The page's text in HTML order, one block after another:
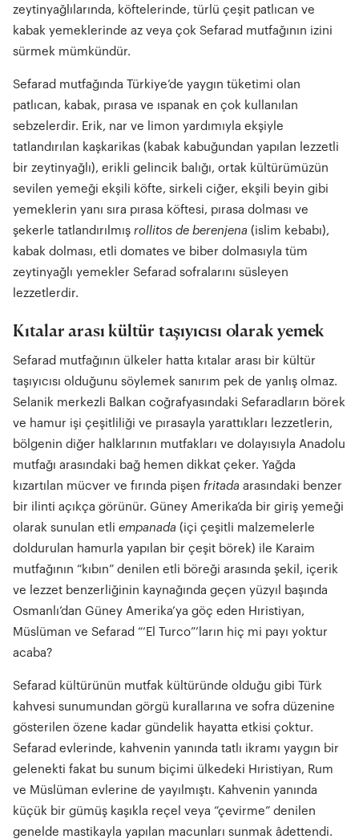
zeytinyağlılarında, köftelerinde, türlü çeşit patlıcan ve
kabak yemeklerinde az veya çok Sefarad mutfağının izini
sürmek mümkündür.
Sefarad mutfağında Türkiye’de yaygın tüketimi olan
patlıcan, kabak, pırasa ve ıspanak en çok kullanılan
sebzelerdir. Erik, nar ve limon yardımıyla ekşiyle
tatlandırılan kaşkarikas (kabak kabuğundan yapılan lezzetli
bir zeytinyağlı), erikli gelincik balığı, ortak kültürümüzün
sevilen yemeği ekşili köfte, sirkeli ciğer, ekşili beyin gibi
yemeklerin yanı sıra pırasa köftesi, pırasa dolması ve
şekerle tatlandırılmış rollitos de berenjena (islim kebabı),
kabak dolması, etli domates ve biber dolmasıyla tüm
zeytinyağlı yemekler Sefarad sofralarını süsleyen
lezzetlerdir.
Kıtalar arası kültür taşıyıcısı olarak yemek
Sefarad mutfağının ülkeler hatta kıtalar arası bir kültür
taşıyıcısı olduğunu söylemek sanırım pek de yanlış olmaz.
Selanik merkezli Balkan coğrafyasındaki Sefaradların börek
ve hamur işi çeşitliliği ve pırasayla yarattıkları lezzetlerin,
bölgenin diğer halklarının mutfakları ve dolayısıyla Anadolu
mutfağı arasındaki bağ hemen dikkat çeker. Yağda
kızartılan mücver ve fırında pişen fritada arasındaki benzer
bir ilinti açıkça görünür. Güney Amerika’da bir giriş yemeği
olarak sunulan etli empanada (içi çeşitli malzemelerle
doldurulan hamurla yapılan bir çeşit börek) ile Karaim
mutfağının “kıbın” denilen etli böreği arasında şekil, içerik
ve lezzet benzerliğinin kaynağında geçen yüzyıl başında
Osmanlı’dan Güney Amerika’ya göç eden Hıristiyan,
Müslüman ve Sefarad “‘El Turco”’ların hiç mi payı yoktur
acaba?
Sefarad kültürünün mutfak kültüründe olduğu gibi Türk
kahvesi sunumundan görgü kurallarına ve sofra düzenine
gösterilen özene kadar gündelik hayatta etkisi çoktur.
Sefarad evlerinde, kahvenin yanında tatlı ikramı yaygın bir
gelenekti fakat bu sunum biçimi ülkedeki Hıristiyan, Rum
ve Müslüman evlerine de yayılmıştı. Kahvenin yanında
küçük bir gümüş kaşıkla reçel veya “çevirme” denilen
genelde mastikayla yapılan macunları sunmak âdettendi.